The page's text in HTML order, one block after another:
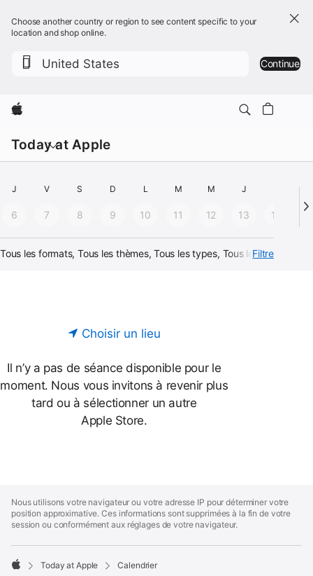
Choose another country or region to see content specific to your
location and shop online.
United States Continue
Apple
Today at Apple
menu
une
Les
résultats
lors
de
J
6
V
7
S
8
D
9
L
10
M
11
M
12
J
13 14
Tous les formats, Tous les thèmes, Tous les types, Tous les horaires
Filtre
Choisir un lieu
Il n’y a pas de séance disponible pour le
moment. Nous vous invitons à revenir plus
tard ou à sélectionner un autre
Apple Store.
Footer
Nous utilisons votre navigateur ou votre adresse IP pour déterminer votre
position approximative. Ces informations sont supprimées à la fin de votre
session ou conformément aux réglages de votre navigateur.
Today at Apple Calendrier